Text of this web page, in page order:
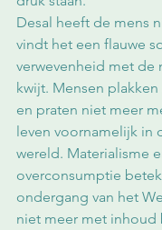
Desal heeft de mens
vindt het een flauwe
verwevenheid met de
kwijt. Mensen plakken
en praten niet meer
leven voornamelijk in
wereld. Materialisme
overconsumptie
ondergang van het
niet meer met inhoud